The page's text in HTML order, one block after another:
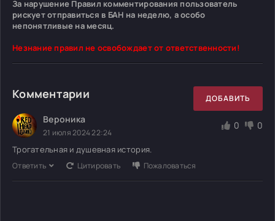
За нарушение Правил комментирования пользователь
рискует отправиться в БАН на неделю, а особо
непонятливые на месяц.
Незнание правил не освобождает от ответственности!
Комментарии ДОБАВИТЬ
Вероника
21 июля 2024 22:24
0 0
Трогательная и душевная история.
Ответить Цитировать Пожаловаться